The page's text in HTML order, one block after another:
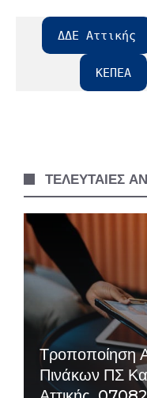
ΔΔΕ Αττικής
ΚΕΠΕΑ
ΤΕΛΕΥΤΑΙΕΣ
Τροποποίηση
Πινάκων ΠΣ